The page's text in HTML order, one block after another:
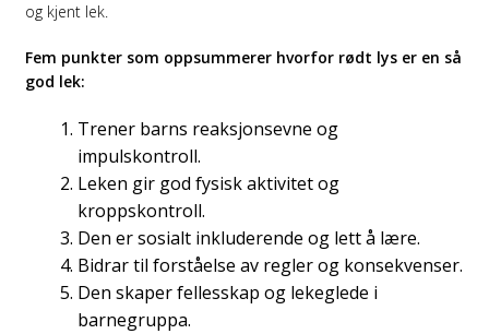
og kjent lek.
Fem punkter som oppsummerer hvorfor rødt lys er en så
god lek:
Trener barns reaksjonsevne og
impulskontroll.
Leken gir god fysisk aktivitet og
kroppskontroll.
Den er sosialt inkluderende og lett å lære.
Bidrar til forståelse av regler og konsekvenser.
Den skaper fellesskap og lekeglede i
barnegruppa.